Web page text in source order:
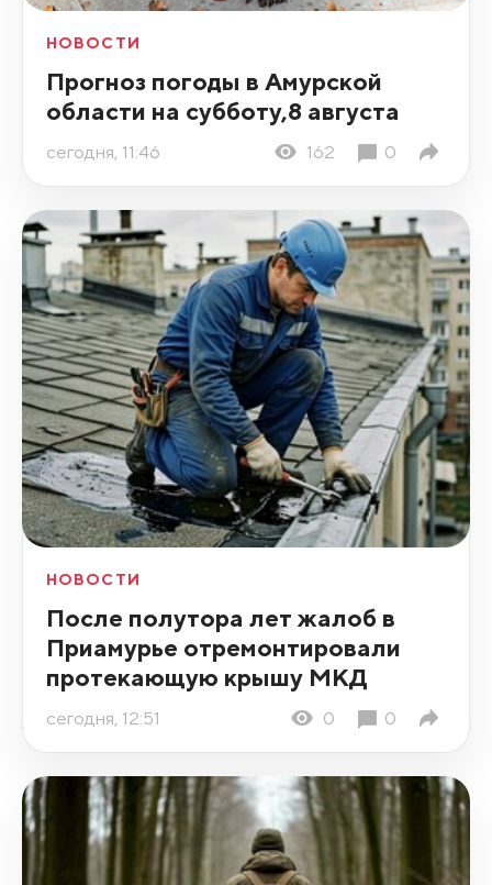
НОВОСТИ
Прогноз погоды в Амурской
области на субботу,8 августа
сегодня, 11:46 162 0
НОВОСТИ
После полутора лет жалоб в
Приамурье отремонтировали
протекающую крышу МКД
сегодня, 12:51 0 0